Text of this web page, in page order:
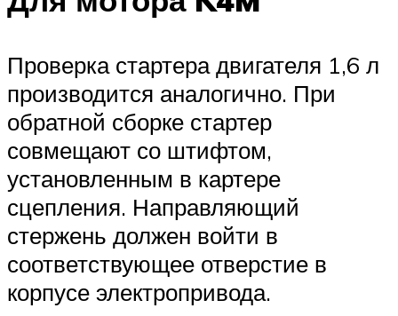
Проверка стартера двигателя 1,6 л
производится аналогично. При
обратной сборке стартер
совмещают со штифтом,
установленным в картере
сцепления. Направляющий
стержень должен войти в
соответствующее отверстие в
корпусе электропривода.